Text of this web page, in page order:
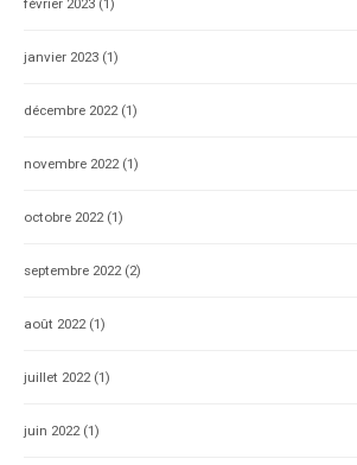
février 2023 (1)
janvier 2023 (1)
décembre 2022(1)
novembre 2022(1)
octobre 2022(1)
septembre 2022(2)
août 2022(1)
juillet 2022(1)
juin 2022(1)